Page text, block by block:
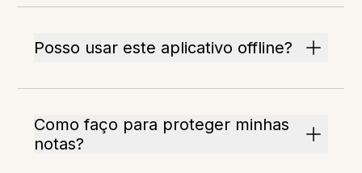
Posso usar este aplicativo offline?
Como faço para proteger minhas
notas?